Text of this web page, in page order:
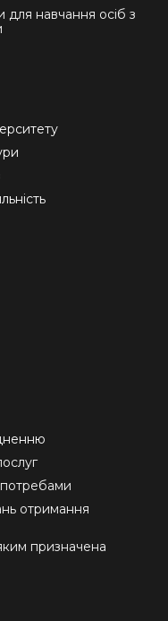
для навчання осіб з
потребами
отримання
призначена